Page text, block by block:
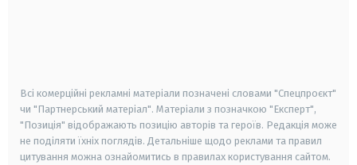
Всі комерційні рекламні матеріали позначені словами "Спецпроєкт"
чи "Партнерський матеріал". Матеріали з позначкою "Експерт",
"Позиція" відображають позицію авторів та героїв. Редакція може
не поділяти їхніх поглядів. Детальніше щодо реклами та правил
цитування можна ознайомитись в правилах користування сайтом.